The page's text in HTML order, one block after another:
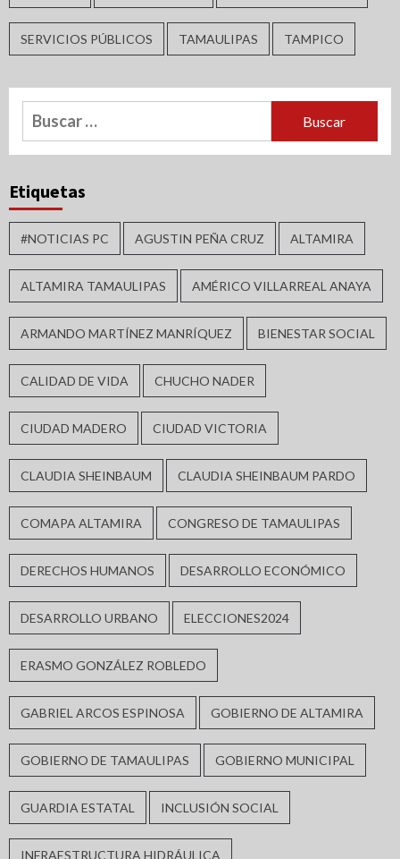
SERVICIOS PÚBLICOS TAMAULIPAS TAMPICO
Buscar:
Etiquetas
#NOTICIAS PC AGUSTIN PEÑA CRUZ ALTAMIRA
ALTAMIRA TAMAULIPAS AMÉRICO VILLARREAL ANAYA
ARMANDO MARTÍNEZ MANRÍQUEZ BIENESTAR SOCIAL
CALIDAD DE VIDA CHUCHO NADER
CIUDAD MADERO CIUDAD VICTORIA
CLAUDIA SHEINBAUM CLAUDIA SHEINBAUM PARDO
COMAPA ALTAMIRA CONGRESO DE TAMAULIPAS
DERECHOS HUMANOS DESARROLLO ECONÓMICO
DESARROLLO URBANO ELECCIONES2024
ERASMO GONZÁLEZ ROBLEDO
GABRIEL ARCOS ESPINOSA GOBIERNO DE ALTAMIRA
GOBIERNO DE TAMAULIPAS GOBIERNO MUNICIPAL
GUARDIA ESTATAL INCLUSIÓN SOCIAL
INFRAESTRUCTURA HIDRÁULICA